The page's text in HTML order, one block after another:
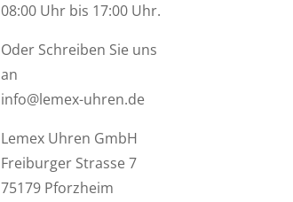
08:00 Uhr bis 17:00 Uhr.
Oder Schreiben Sie uns
an
info@lemex-uhren.de
Lemex Uhren GmbH
Freiburger Strasse 7
75179 Pforzheim